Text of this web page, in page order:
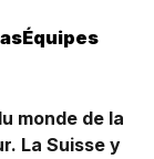
Équipes
monde de la
La Suisse y